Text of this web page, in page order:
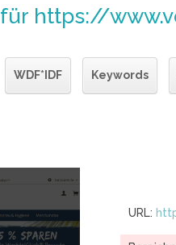
für https://
WDF*IDF Keywords
URL: